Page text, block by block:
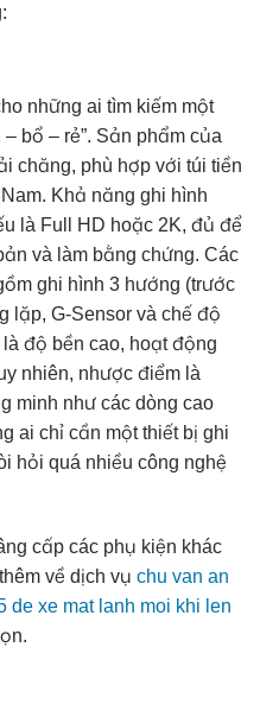
những ai tìm kiếm một
bổ – rẻ”. Sản phẩm của
chăng, phù hợp với túi tiền
Khả năng ghi hình
là Full HD hoặc 2K, đủ để
và làm bằng chứng. Các
ghi hình 3 hướng (trước
lặp, G-Sensor và chế độ
độ bền cao, hoạt động
nhiên, nhược điểm là
minh như các dòng cao
ai chỉ cần một thiết bị ghi
hỏi quá nhiều công nghệ
cấp các phụ kiện khác
về dịch vụ chu van an
de xe mat lanh moi khi len